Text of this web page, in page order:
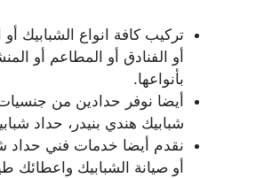
تركيب كافة انواع الشبابيك
أو الفنادق أو المطاعم أو
بأنواعها.
أيضا نوفر حدادين من
شبابيك هندي بنيدر، حداد
نقدم أيضا خدمات فني حداد
أو صيانة الشبابيك